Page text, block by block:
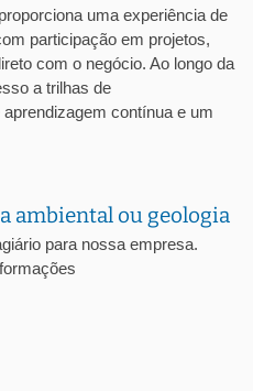
uma experiência de
participação em projetos,
com o negócio. Ao longo da
a trilhas de
contínua e um
ambiental ou geologia
para nossa empresa.